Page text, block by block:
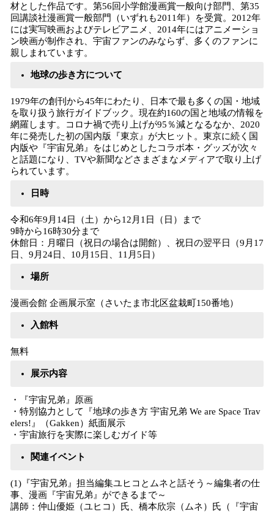
材とした作品です。第56回小学館漫画賞一般向け部門、第35
回講談社漫画賞一般部門（いずれも2011年）を受賞。2012年
には実写映画およびテレビアニメ、2014年にはアニメーショ
ン映画が制作され、宇宙ファンのみならず、多くのファンに
親しまれています。
地球の歩き方について
1979年の創刊から45年にわたり、日本で最も多くの国・地域
を取り扱う旅行ガイドブック。現在約160の国と地域の情報を
網羅します。コロナ禍で売り上げが95％減となるなか、2020
年に発売した初の国内版『東京』が大ヒット。東京に続く国
内版や『宇宙兄弟』をはじめとしたコラボ本・グッズが次々
と話題になり、TVや新聞などさまざまなメディアで取り上げ
られています。
日時
令和6年9月14日（土）から12月1日（日）まで
9時から16時30分まで
休館日：月曜日（祝日の場合は開館）、祝日の翌平日（9月17
日、9月24日、10月15日、11月5日）
場所
漫画会館 企画展示室（さいたま市北区盆栽町150番地）
入館料
無料
展示内容
・『宇宙兄弟』原画
・特別協力として『地球の歩き方 宇宙兄弟 We are Space Trav
elers!』（Gakken）紙面展示
・宇宙旅行を実際に楽しむガイド等
関連イベント
(1)『宇宙兄弟』担当編集ユヒコとムネと話そう～編集者の仕
事、漫画『宇宙兄弟』ができるまで～
講師：仲山優姫（ユヒコ）氏、橋本欣宗（ムネ）氏（『宇宙